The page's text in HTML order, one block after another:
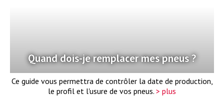
Quand dois-je remplacer mes pneus ?
Ce guide vous permettra de contrôler la date de production,
le profil et l'usure de vos pneus. > plus